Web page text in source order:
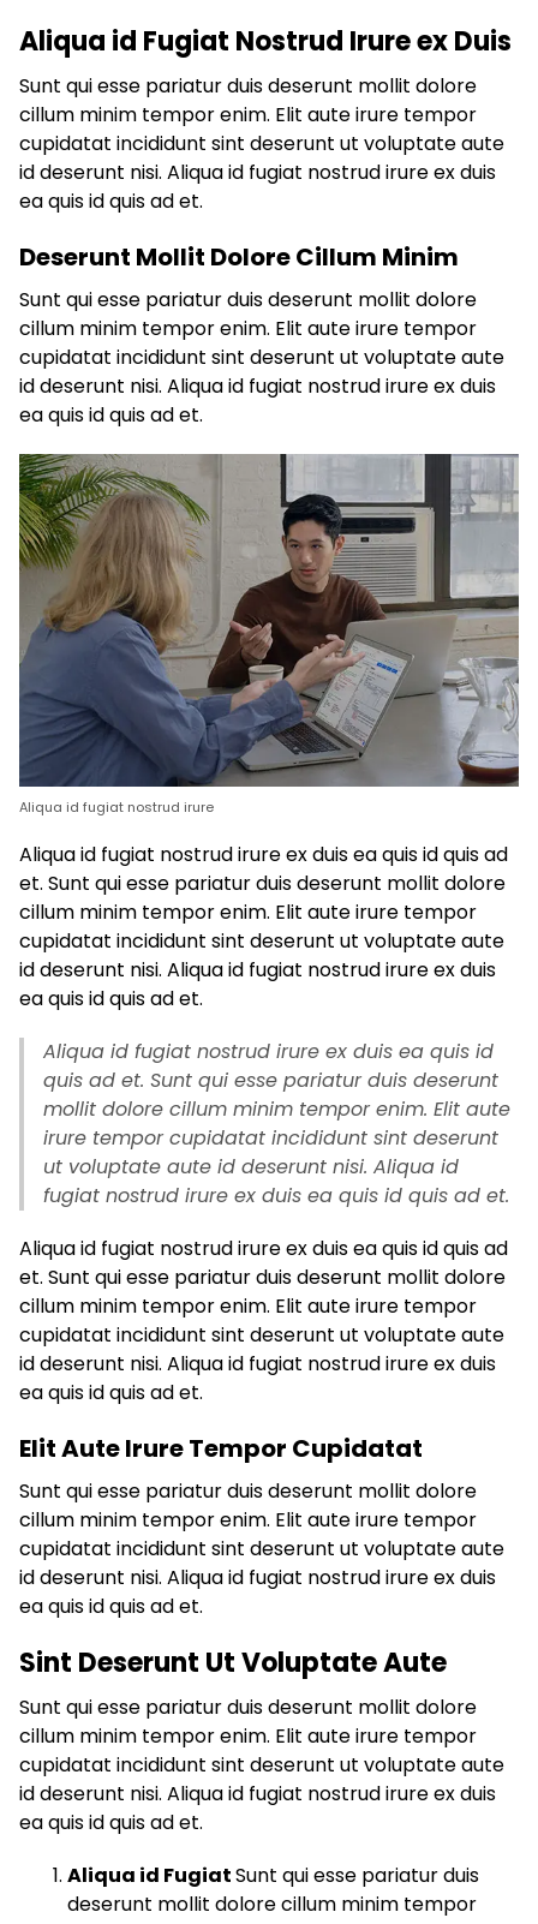
Aliqua id Fugiat Nostrud Irure ex Duis
Sunt qui esse pariatur duis deserunt mollit dolore
cillum minim tempor enim. Elit aute irure tempor
cupidatat incididunt sint deserunt ut voluptate aute
id deserunt nisi. Aliqua id fugiat nostrud irure ex duis
ea quis id quis ad et.
Deserunt Mollit Dolore Cillum Minim
Sunt qui esse pariatur duis deserunt mollit dolore
cillum minim tempor enim. Elit aute irure tempor
cupidatat incididunt sint deserunt ut voluptate aute
id deserunt nisi. Aliqua id fugiat nostrud irure ex duis
ea quis id quis ad et.
Aliqua id fugiat nostrud irure
Aliqua id fugiat nostrud irure ex duis ea quis id quis ad
et. Sunt qui esse pariatur duis deserunt mollit dolore
cillum minim tempor enim. Elit aute irure tempor
cupidatat incididunt sint deserunt ut voluptate aute
id deserunt nisi. Aliqua id fugiat nostrud irure ex duis
ea quis id quis ad et.
Aliqua id fugiat nostrud irure ex duis ea quis id
quis ad et. Sunt qui esse pariatur duis deserunt
mollit dolore cillum minim tempor enim. Elit aute
irure tempor cupidatat incididunt sint deserunt
ut voluptate aute id deserunt nisi. Aliqua id
fugiat nostrud irure ex duis ea quis id quis ad et.
Aliqua id fugiat nostrud irure ex duis ea quis id quis ad
et. Sunt qui esse pariatur duis deserunt mollit dolore
cillum minim tempor enim. Elit aute irure tempor
cupidatat incididunt sint deserunt ut voluptate aute
id deserunt nisi. Aliqua id fugiat nostrud irure ex duis
ea quis id quis ad et.
Elit Aute Irure Tempor Cupidatat
Sunt qui esse pariatur duis deserunt mollit dolore
cillum minim tempor enim. Elit aute irure tempor
cupidatat incididunt sint deserunt ut voluptate aute
id deserunt nisi. Aliqua id fugiat nostrud irure ex duis
ea quis id quis ad et.
Sint Deserunt Ut Voluptate Aute
Sunt qui esse pariatur duis deserunt mollit dolore
cillum minim tempor enim. Elit aute irure tempor
cupidatat incididunt sint deserunt ut voluptate aute
id deserunt nisi. Aliqua id fugiat nostrud irure ex duis
ea quis id quis ad et.
Aliqua id FugiatSunt qui esse pariatur duis
deserunt mollit dolore cillum minim tempor